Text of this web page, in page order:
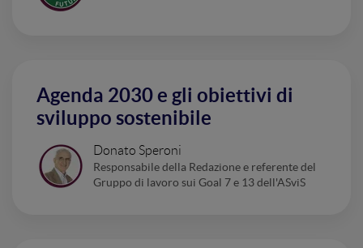
Agenda 2030 e gli obiettivi di
sviluppo sostenibile
Donato Speroni
Responsabile della Redazione e referente del
Gruppo di lavoro sui Goal 7 e 13 dell'ASviS